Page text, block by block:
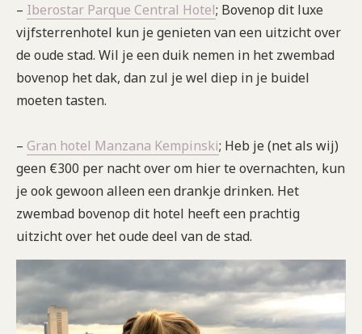
– Iberostar Parque Central Hotel; Bovenop dit luxe
vijfsterrenhotel kun je genieten van een uitzicht over
de oude stad. Wil je een duik nemen in het zwembad
bovenop het dak, dan zul je wel diep in je buidel
moeten tasten.
– Gran hotel Manzana Kempinski; Heb je (net als wij)
geen €300 per nacht over om hier te overnachten, kun
je ook gewoon alleen een drankje drinken. Het
zwembad bovenop dit hotel heeft een prachtig
uitzicht over het oude deel van de stad.